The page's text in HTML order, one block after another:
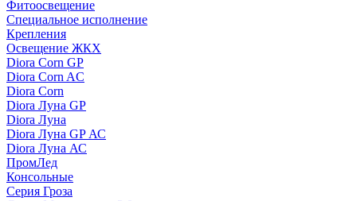
Фитоосвещение
Специальное исполнение
Крепления
Освещение ЖКХ
Diora Corn GP
Diora Corn AC
Diora Corn
Diora Луна GP
Diora Луна
Diora Луна GP АС
Diora Луна АС
ПромЛед
Консольные
Серия Гроза